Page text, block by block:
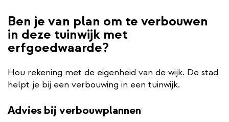
Ben je van plan om te verbouwen
in deze tuinwijk met
erfgoedwaarde?
Hou rekening met de eigenheid van de wijk. De stad
helpt je bij een verbouwing in een tuinwijk.
Advies bij verbouwplannen